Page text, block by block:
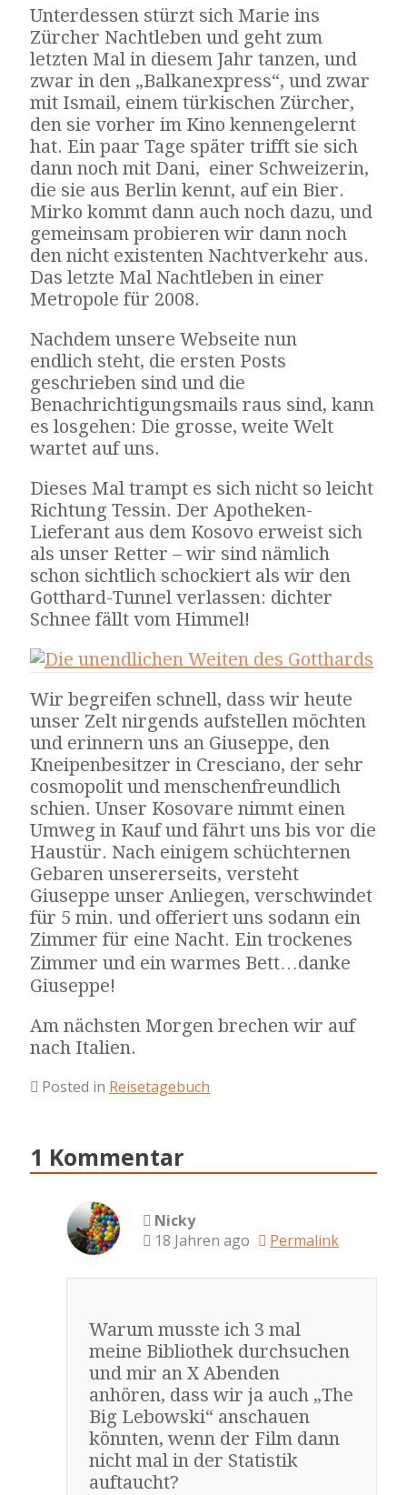
Unterdessen stürzt sich Marie ins
Zürcher Nachtleben und geht zum
letzten Mal in diesem Jahr tanzen, und
zwar in den „Balkanexpress“, und zwar
mit Ismail, einem türkischen Zürcher,
den sie vorher im Kino kennengelernt
hat. Ein paar Tage später trifft sie sich
dann noch mit Dani, einer Schweizerin,
die sie aus Berlin kennt, auf ein Bier.
Mirko kommt dann auch noch dazu, und
gemeinsam probieren wir dann noch
den nicht existenten Nachtverkehr aus.
Das letzte Mal Nachtleben in einer
Metropole für 2008.
Nachdem unsere Webseite nun
endlich steht, die ersten Posts
geschrieben sind und die
Benachrichtigungsmails raus sind, kann
es losgehen: Die grosse, weite Welt
wartet auf uns.
Dieses Mal trampt es sich nicht so leicht
Richtung Tessin. Der Apotheken-
Lieferant aus dem Kosovo erweist sich
als unser Retter – wir sind nämlich
schon sichtlich schockiert als wir den
Gotthard-Tunnel verlassen: dichter
Schnee fällt vom Himmel!
Wir begreifen schnell, dass wir heute
unser Zelt nirgends aufstellen möchten
und erinnern uns an Giuseppe, den
Kneipenbesitzer in Cresciano, der sehr
cosmopolit und menschenfreundlich
schien. Unser Kosovare nimmt einen
Umweg in Kauf und fährt uns bis vor die
Haustür. Nach einigem schüchternen
Gebaren unsererseits, versteht
Giuseppe unser Anliegen, verschwindet
für 5 min. und offeriert uns sodann ein
Zimmer für eine Nacht. Ein trockenes
Zimmer und ein warmes Bett…danke
Giuseppe!
Am nächsten Morgen brechen wir auf
nach Italien.
Posted in Reisetagebuch
1 Kommentar
Nicky
18 Jahren ago
Permalink
Warum musste ich 3 mal
meine Bibliothek durchsuchen
und mir an X Abenden
anhören, dass wir ja auch „The
Big Lebowski“ anschauen
könnten, wenn der Film dann
nicht mal in der Statistik
auftaucht?